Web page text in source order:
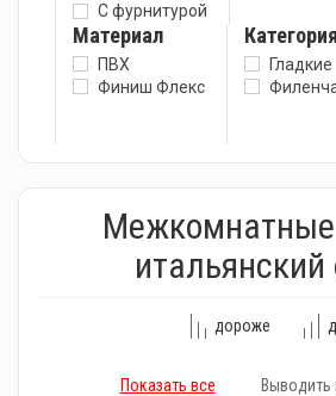
С фурнитурой
Материал
ПВХ
Финиш Флекс
Категория
Гладкие
итальянский
дороже
Показать все Выводить